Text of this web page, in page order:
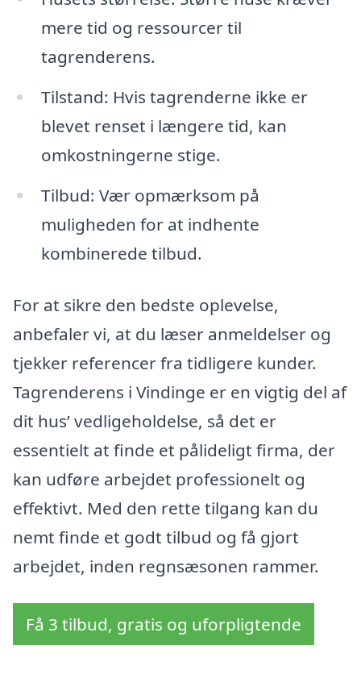
mere tid og ressourcer til
tagrenderens.
Tilstand: Hvis tagrenderne ikke er
blevet renset i længere tid, kan
omkostningerne stige.
Tilbud: Vær opmærksom på
muligheden for at indhente
kombinerede tilbud.
For at sikre den bedste oplevelse,
anbefaler vi, at du læser anmeldelser og
tjekker referencer fra tidligere kunder.
Tagrenderens i Vindinge er en vigtig del af
dit hus’ vedligeholdelse, så det er
essentielt at finde et pålideligt firma, der
kan udføre arbejdet professionelt og
effektivt. Med den rette tilgang kan du
nemt finde et godt tilbud og få gjort
arbejdet, inden regnsæsonen rammer.
Få 3 tilbud, gratis og uforpligtende